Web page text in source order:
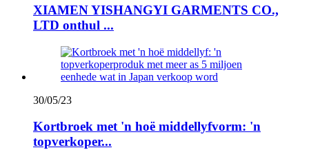
XIAMEN YISHANGYI GARMENTS CO.,
LTD onthul ...
30/05/23
Kortbroek met 'n hoë middellyfvorm: 'n
topverkoper...